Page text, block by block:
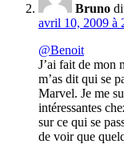
Bruno
avril 10, 2009 à
@Benoit
J’ai fait de mon
m’as dit qui se
Marvel. Je me
intéressantes
sur ce qui se
de voir que